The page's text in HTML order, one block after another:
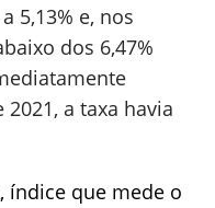
5,13% e, nos
dos 6,47%
a taxa havia
índice que mede o